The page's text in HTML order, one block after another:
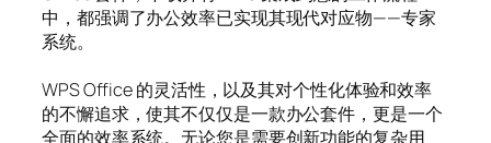
中，都强调了办公效率已实现其现代对应物——专家
系统。
WPS Office 的灵活性，以及其对个性化体验和效率
的不懈追求，使其不仅仅是一款办公套件，更是一个
全面的效率系统。无论您是需要创新功能的复杂用